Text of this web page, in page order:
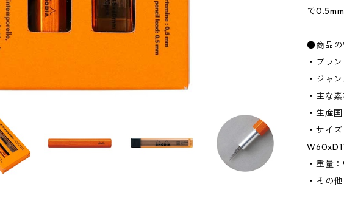
で
●商品の
・ブラ
・ジャ
・主な
・生産
・サイ
・重量
・その